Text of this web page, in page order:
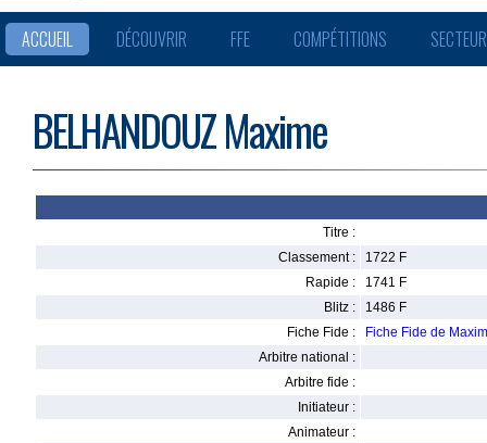
ACCUEIL DÉCOUVRIR FFE COMPÉTITIONS
BELHANDOUZ Maxime
Titre :
Classement :
1722 F
Rapide :
1741 F
Blitz :
1486 F
Fiche Fide :
Fiche Fide de
Arbitre national :
Arbitre fide :
Initiateur :
Animateur :